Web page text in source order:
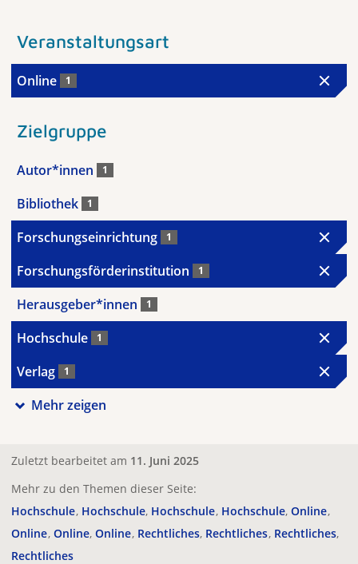
Veranstaltungsart
Online 1
Zielgruppe
Autor*innen 1
Bibliothek 1
Forschungseinrichtung 1
Forschungsförderinstitution 1
Herausgeber*innen 1
Hochschule 1
Verlag 1
Mehr zeigen
Zuletzt bearbeitet am 11. Juni 2025
Mehr zu den Themen dieser Seite:
Hochschule Hochschule Hochschule Hochschule Online
Online Online Online Rechtliches Rechtliches Rechtliches
Rechtliches